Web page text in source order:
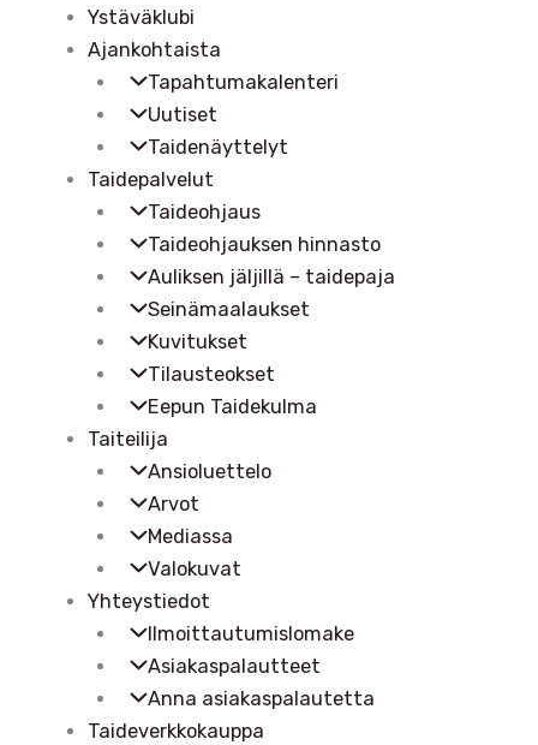
Ystäväklubi
Ajankohtaista
Tapahtumakalenteri
Uutiset
Taidenäyttelyt
Taidepalvelut
Taideohjaus
Taideohjauksen hinnasto
Auliksen jäljillä – taidepaja
Seinämaalaukset
Kuvitukset
Tilausteokset
Eepun Taidekulma
Taiteilija
Ansioluettelo
Arvot
Mediassa
Valokuvat
Yhteystiedot
Ilmoittautumislomake
Asiakaspalautteet
Anna asiakaspalautetta
Taideverkkokauppa